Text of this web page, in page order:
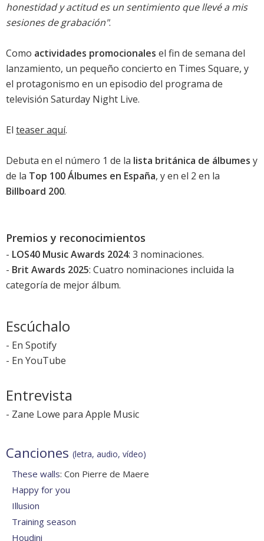
honestidad y actitud es un sentimiento que llevé a mis
sesiones de grabación".
Como actividades promocionales el fin de semana del
lanzamiento, un pequeño concierto en Times Square, y
el protagonismo en un episodio del programa de
televisión Saturday Night Live.
El teaser aquí.
Debuta en el número 1 de la lista británica de álbumes y
de la Top 100 Álbumes en España, y en el 2 en la
Billboard 200.
Premios y reconocimientos
- LOS40 Music Awards 2024: 3 nominaciones.
- Brit Awards 2025: Cuatro nominaciones incluida la
categoría de mejor álbum.
Escúchalo
- En Spotify
- En YouTube
Entrevista
- Zane Lowe para Apple Music
Canciones (letra, audio, vídeo)
These walls: Con Pierre de Maere
Happy for you
Illusion
Training season
Houdini